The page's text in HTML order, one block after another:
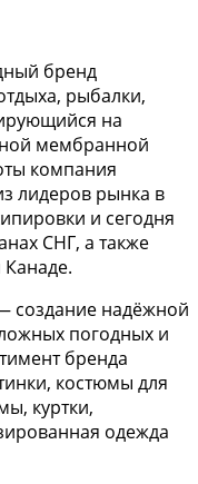
бренд
рыбалки,
на
мембранной
компания
лидеров рынка в
и сегодня
СНГ, а также
Канаде.
создание надёжной
погодных и
бренда
костюмы для
куртки,
одежда